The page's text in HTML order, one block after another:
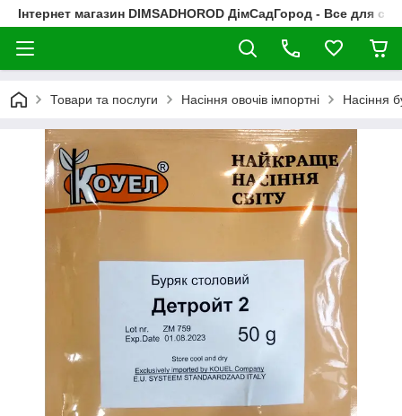
Інтернет магазин DIMSADHOROD ДімСадГород - Все для
Товари та послуги Насіння овочів імпортні Насіння